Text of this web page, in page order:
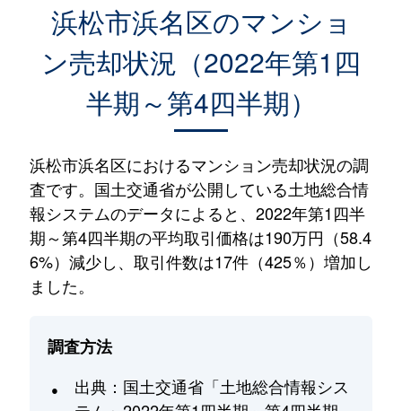
浜松市浜名区のマンショ
ン売却状況（2022年第1四
半期～第4四半期）
浜松市浜名区におけるマンション売却状況の調
査です。国土交通省が公開している土地総合情
報システムのデータによると、2022年第1四半
期～第4四半期の平均取引価格は190万円（58.4
6%）減少し、取引件数は17件（425％）増加し
ました。
調査方法
出典：国土交通省「土地総合情報シス